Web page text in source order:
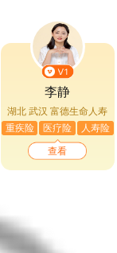
李静
湖北 武汉富德生命人寿
重疾险
医疗险 人寿险
查看